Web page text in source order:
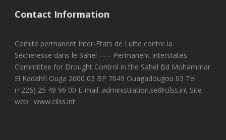
Contact Information
Comité permanent Inter-Etats de Lutte contre la
Sécheresse dans le Sahel ----- Permanent Interstates
Committee for Drought Control in the Sahel Bd Mohammar
El Kadahfi Ouga 2000 03 BP 7049 Ouagadougou 03 Tel
(+226) 25 49 96 00 E-mail: administration.se@cilss.int Site
web : www.cilss.int